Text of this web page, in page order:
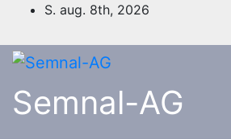
content
S. aug. 8th, 2026
Semnal-AG